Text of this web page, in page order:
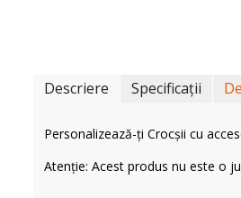
Descriere Specificații
Personalizează-ți Crocșii cu
Atenție: Acest produs nu este o